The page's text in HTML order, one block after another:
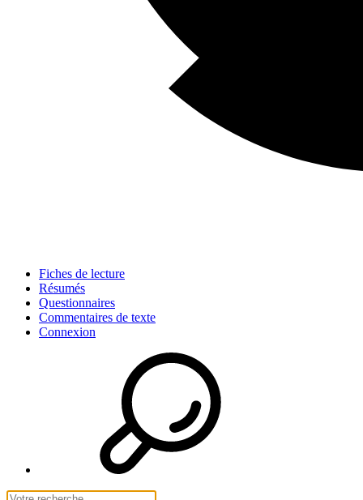
Fiches de lecture
Résumés
Questionnaires
Commentaires de texte
Connexion